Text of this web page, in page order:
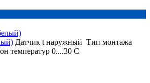
Датчик t наружный Тип монтажа
температур 0....30 С